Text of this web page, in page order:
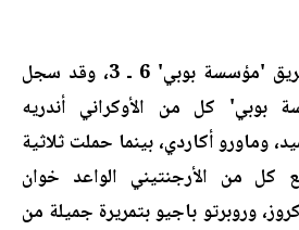
وانتهت المباراة بفوز فريق 'مؤسسة بوبي' 6 ـ 3، وقد سجل
بوبي' كل من الأوكراني أندريه
وماورو أكاردي، بينما حملت ثلاثية
كل من الأرجنتيني الواعد خوان
وروبرتو باجيو بتمريرة جميلة من